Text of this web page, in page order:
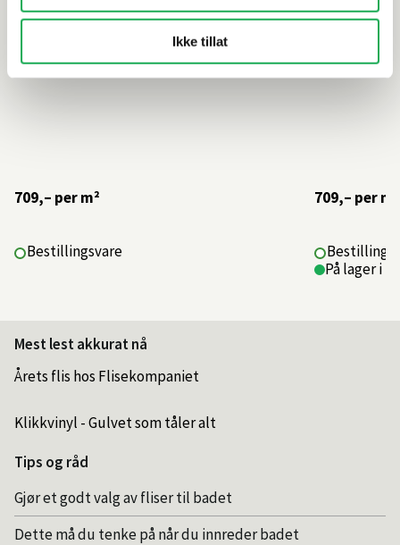
Ikke tillat
709,– per m²
Bestillingsvare
709,– per m²
På lager i
Mest lest akkurat nå
Årets flis hos Flisekompaniet
Klikkvinyl - Gulvet som tåler alt
Tips og råd
Gjør et godt valg av fliser til badet
Dette må du tenke på når du innreder badet